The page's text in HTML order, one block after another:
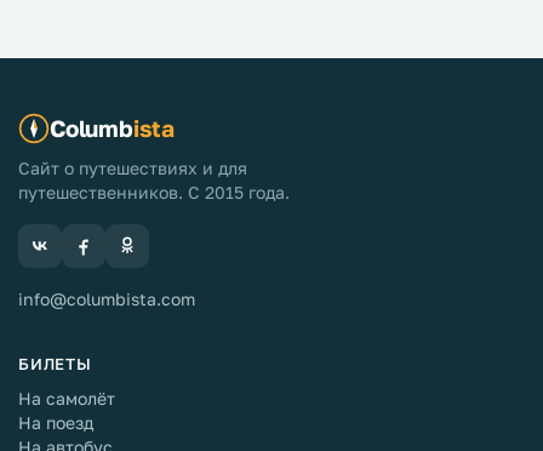
Columbista
Сайт о путешествиях и для
путешественников. С 2015 года.
info@columbista.com
БИЛЕТЫ
На самолёт
На поезд
На автобус